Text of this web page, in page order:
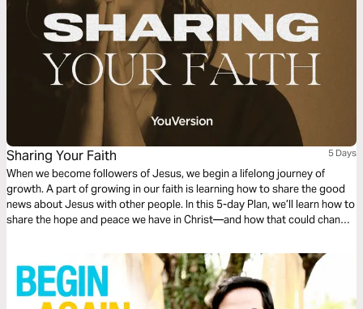
Sharing Your Faith 5 Days
When we become followers of Jesus, we begin a lifelong journey of
growth. A part of growing in our faith is learning how to share the good
news about Jesus with other people. In this 5-day Plan, we’ll learn how to
share the hope and peace we have in Christ—and how that could change